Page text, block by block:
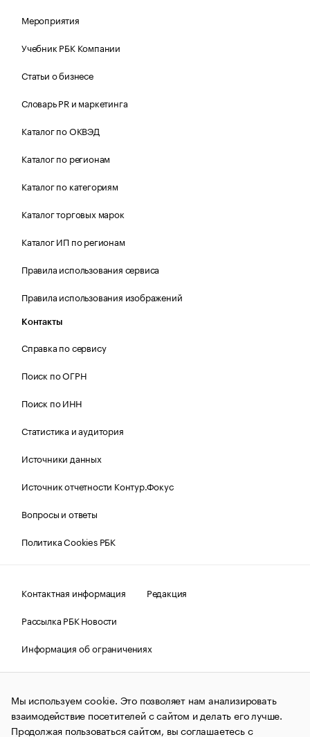
Мероприятия
Учебник РБК Компании
Статьи о бизнесе
Словарь PR и маркетинга
Каталог по ОКВЭД
Каталог по регионам
Каталог по категориям
Каталог торговых марок
Каталог ИП по регионам
Правила использования сервиса
Правила использования изображений
Контакты
Справка по сервису
Поиск по ОГРН
Поиск по ИНН
Статистика и аудитория
Источники данных
Источник отчетности Контур.Фокус
Вопросы и ответы
Политика Cookies РБК
Контактная информация
Редакция
Рассылка РБК Новости
Информация об ограничениях
Правовая информация
О соблюдении авторских прав
© АО «РОСБИЗНЕСКОНСАЛТИНГ»,1995–2026.Сообщения
и материалы информационного агентства «РБК»
(зарегистрировано Федеральной службой по надзору в сфере
Мы используем cookie. Это позволяет нам анализировать
взаимодействие посетителей с сайтом и делать его лучше.
Продолжая пользоваться сайтом, вы соглашаетесь с